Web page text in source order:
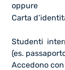
oppure
Carta
Studenti
(es.
Accedono